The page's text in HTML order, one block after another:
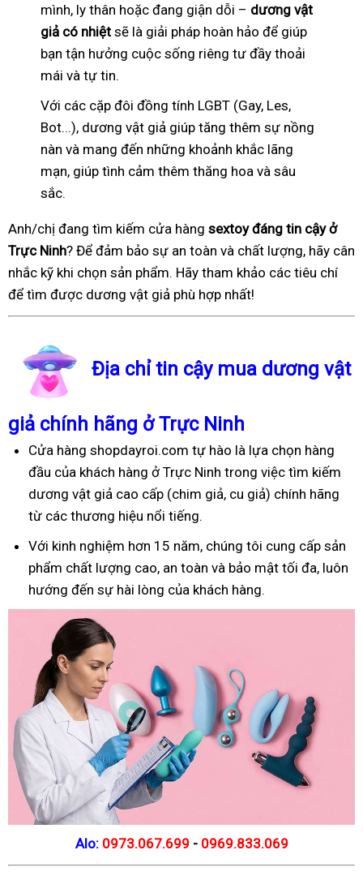
mình, ly thân hoặc đang giận dỗi – dương vật
giả có nhiệt sẽ là giải pháp hoàn hảo để giúp
bạn tận hưởng cuộc sống riêng tư đầy thoải
mái và tự tin.
Với các cặp đôi đồng tính LGBT (Gay, Les,
Bot...), dương vật giả giúp tăng thêm sự nồng
nàn và mang đến những khoảnh khắc lãng
mạn, giúp tình cảm thêm thăng hoa và sâu
sắc.
Anh/chị đang tìm kiếm cửa hàng sextoy đáng tin cậy ở
Trực Ninh? Để đảm bảo sự an toàn và chất lượng, hãy cân
nhắc kỹ khi chọn sản phẩm. Hãy tham khảo các tiêu chí
để tìm được dương vật giả phù hợp nhất!
Địa chỉ tin cậy mua dương vật
giả chính hãng ở Trực Ninh
Cửa hàng shopdayroi.com tự hào là lựa chọn hàng
đầu của khách hàng ở Trực Ninh trong việc tìm kiếm
dương vật giả cao cấp (chim giả, cu giả) chính hãng
từ các thương hiệu nổi tiếng.
Với kinh nghiệm hơn 15 năm, chúng tôi cung cấp sản
phẩm chất lượng cao, an toàn và bảo mật tối đa, luôn
hướng đến sự hài lòng của khách hàng.
Alo: 0973.067.699 - 0969.833.069